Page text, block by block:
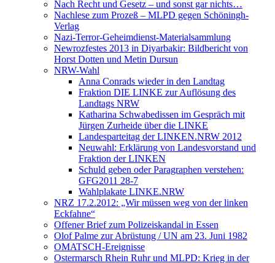
Nach Recht und Gesetz – und sonst gar nichts…
Nachlese zum Prozeß – MLPD gegen Schöningh-
Verlag
Nazi-Terror-Geheimdienst-Materialsammlung
Newrozfestes 2013 in Diyarbakir: Bildbericht von
Horst Dotten und Metin Dursun
NRW-Wahl
Anna Conrads wieder in den Landtag
Fraktion DIE LINKE zur Auflösung des
Landtags NRW
Katharina Schwabedissen im Gespräch mit
Jürgen Zurheide über die LINKE
Landesparteitag der LINKEN.NRW 2012
Neuwahl: Erklärung von Landesvorstand und
Fraktion der LINKEN
Schuld geben oder Paragraphen verstehen:
GFG2011 28-7
Wahlplakate LINKE.NRW
NRZ 17.2.2012: „Wir müssen weg von der linken
Eckfahne“
Offener Brief zum Polizeiskandal in Essen
Olof Palme zur Abrüstung / UN am 23. Juni 1982
OMATSCH-Ereignisse
Ostermarsch Rhein Ruhr und MLPD: Krieg in der